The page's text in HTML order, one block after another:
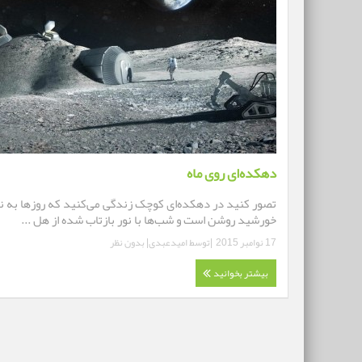
دهکده‌ای روی ماه
تصور کنید در دهکده‌ای کوچک زندگی می‌کنید که روز‌ها به
خورشید روشن است و شب‌ها با نور بازتاب شده از هل ...
17 نوامبر 2015 |توسطامیدعبدی|بدون نظر
بیشتر بخوانید